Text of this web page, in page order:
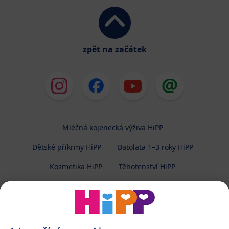
zpět na začátek
Mléčná kojenecká výživa HiPP
Dětské příkrmy HiPP
Batolata 1–3 roky HiPP
Kosmetika HiPP
Těhotenství HiPP
Ochrana osobních údajů